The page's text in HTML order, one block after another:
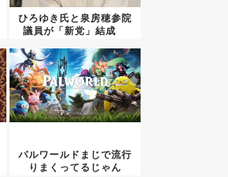
ひろゆき氏と泉房穂参院
議員が「新党」結成
パルワールドまじで流行
りまくってるじゃん